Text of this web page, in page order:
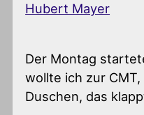
Hubert Mayer
Der Montag
wollte ich zur
Duschen, das